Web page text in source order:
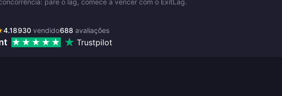
pare o lag, comece a vencer com o ExitLag.
4.18 688 avaliações
930 vendido
Trustpilot